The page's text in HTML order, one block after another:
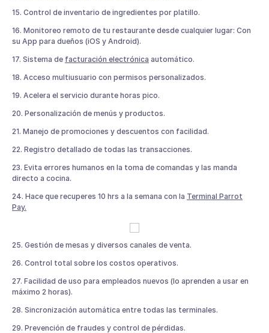
15. Control de inventario de ingredientes por platillo.
16. Monitoreo remoto de tu restaurante desde cualquier lugar: Con
su App para dueños (iOS y Android).
17. Sistema de facturación electrónica automático.
18. Acceso multiusuario con permisos personalizados.
19. Acelera el servicio durante horas pico.
20. Personalización de menús y productos.
21. Manejo de promociones y descuentos con facilidad.
22. Registro detallado de todas las transacciones.
23. Evita errores humanos en la toma de comandas y las manda
directo a cocina.
24. Hace que recuperes 10 hrs a la semana con la Terminal Parrot
Pay.
25. Gestión de mesas y diversos canales de venta.
26. Control total sobre los costos operativos.
27. Facilidad de uso para empleados nuevos (lo aprenden a usar en
máximo 2 horas).
28. Sincronización automática entre todas las terminales.
29. Prevención de fraudes y control de pérdidas.